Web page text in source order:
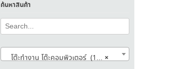
ค้นหาสินค้า
×
โต๊ะทำงาน โต๊ะคอมพิวเตอร์ (156)